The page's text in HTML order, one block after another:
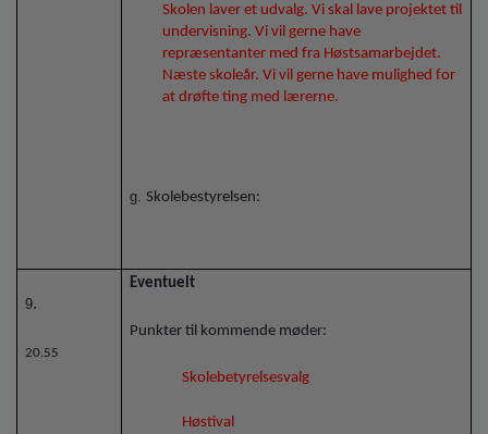
Skolen laver et udvalg. Vi skal lave projektet til
undervisning. Vi vil gerne have
repræsentanter med fra Høstsamarbejdet.
Næste skoleår. Vi vil gerne have mulighed for
at drøfte ting med lærerne.
Skolebestyrelsen:
9.
20.55
Eventuelt
Punkter til kommende møder:
Skolebetyrelsesvalg
Høstival